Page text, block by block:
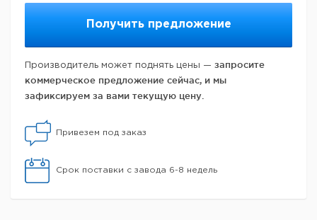
Получить предложение
Производитель может поднять цены — запросите
коммерческое предложение сейчас, и мы
зафиксируем за вами текущую цену.
Привезем под заказ
Срок поставки с завода 6-8 недель